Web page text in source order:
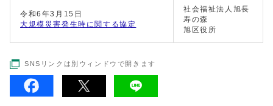
令和6年3月15日
大規模災害発生時に関する協定
社会福祉法人旭長
寿の森
旭区役所
SNSリンクは別ウィンドウで開きます